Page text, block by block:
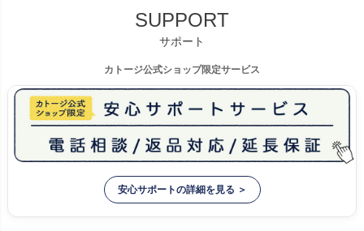
SUPPORT
サポート
カトージ公式ショップ限定サービス
安心サポートの詳細を見る ＞